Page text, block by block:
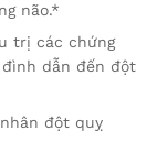
não.*
trị các chứng
dẫn đến đột
đột quỵ